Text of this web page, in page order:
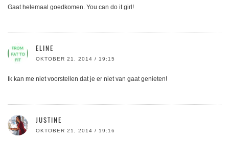
Gaat helemaal goedkomen. You can do it girl!
ELINE
OKTOBER 21, 2014 / 19:15
Ik kan me niet voorstellen dat je er niet van gaat genieten!
JUSTINE
OKTOBER 21, 2014 / 19:16